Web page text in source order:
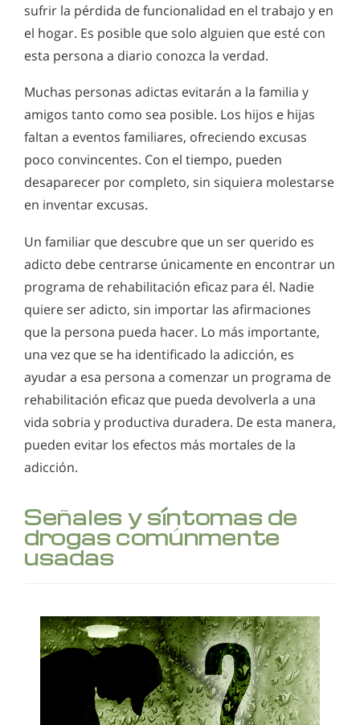
sufrir la pérdida de funcionalidad en el trabajo y en
el hogar. Es posible que solo alguien que esté con
esta persona a diario conozca la verdad.
Muchas personas adictas evitarán a la familia y
amigos tanto como sea posible. Los hijos e hijas
faltan a eventos familiares, ofreciendo excusas
poco convincentes. Con el tiempo, pueden
desaparecer por completo, sin siquiera molestarse
en inventar excusas.
Un familiar que descubre que un ser querido es
adicto debe centrarse únicamente en encontrar un
programa de rehabilitación eficaz para él. Nadie
quiere ser adicto, sin importar las afirmaciones
que la persona pueda hacer. Lo más importante,
una vez que se ha identificado la adicción, es
ayudar a esa persona a comenzar un programa de
rehabilitación eficaz que pueda devolverla a una
vida sobria y productiva duradera. De esta manera,
pueden evitar los efectos más mortales de la
adicción.
Señales y síntomas de
drogas comúnmente
usadas